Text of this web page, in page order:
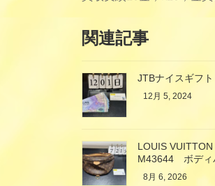
関連記事
JTBナイスギ
12月 5, 2024
LOUIS
M43644 ボデ
8月 6, 2026